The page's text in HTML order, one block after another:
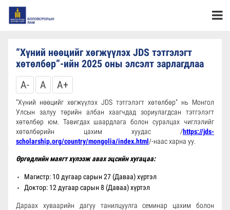
“Хүний нөөцийг хөгжүүлэх JDS тэтгэлэгт
хөтөлбөр”-ийн 2025 оны элсэлт зарлагдлаа
A-
A A+
“Хүний нөөцийг хөгжүүлэх JDS тэтгэлэгт хөтөлбөр” нь Монгол
Улсын залуу төрийн албан хаагчдад зориулагдсан тэтгэлэгт
хөтөлбөр юм. Тавигдах шаардлага болон суралцах чиглэлийг
хөтөлбөрийн цахим хуудас /https://jds-
scholarship.org/country/mongolia/index.html/-наас харна уу.
Өргөдлийн маягт хүлээж авах эцсийн хугацаа:
Магистр: 10 дугаар сарын 27 (Даваа) хүртэл
Доктор: 12 дугаар сарын 8 (Даваа) хүртэл
Дараах хуваарийн дагуу танилцуулга семинар цахим болон